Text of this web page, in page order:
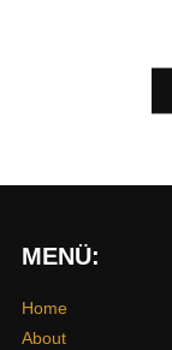
MENÜ:
Home
About